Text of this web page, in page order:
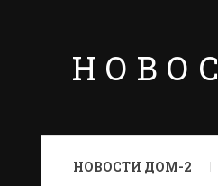
НОВОСТИ ДОМ-2